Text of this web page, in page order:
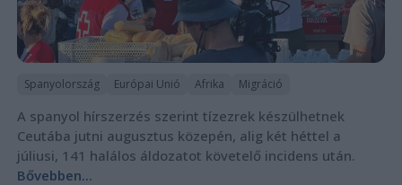
Spanyolország Európai Unió Afrika Migráció
A spanyol hírszerzés szerint tízezrek készülhetnek
Ceutába jutni augusztus közepén, alig két héttel a
júliusi, 141 halálos áldozatot követelő incidens után.
Bővebben...